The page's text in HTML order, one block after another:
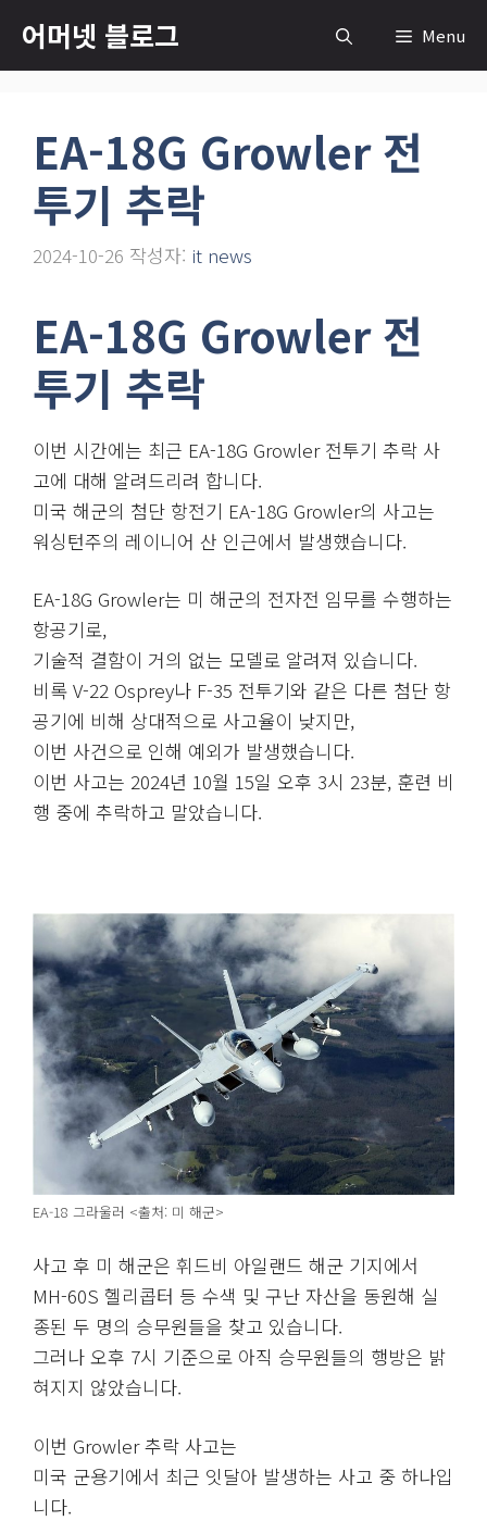
츠
어머넷 블로그 Menu
EA-18G Growler 전
투기 추락
2024-10-26 작성자: it news
EA-18G Growler 전
투기 추락
이번 시간에는 최근 EA-18G Growler 전투기 추락 사
고에 대해 알려드리려 합니다.
미국 해군의 첨단 항전기 EA-18G Growler의 사고는
워싱턴주의 레이니어 산 인근에서 발생했습니다.
EA-18G Growler는 미 해군의 전자전 임무를 수행하는
항공기로,
기술적 결함이 거의 없는 모델로 알려져 있습니다.
비록 V-22 Osprey나 F-35 전투기와 같은 다른 첨단 항
공기에 비해 상대적으로 사고율이 낮지만,
이번 사건으로 인해 예외가 발생했습니다.
이번 사고는 2024년 10월 15일 오후 3시 23분, 훈련 비
행 중에 추락하고 말았습니다.
EA-18 그라울러 <출처: 미 해군>
사고 후 미 해군은 휘드비 아일랜드 해군 기지에서
MH-60S 헬리콥터 등 수색 및 구난 자산을 동원해 실
종된 두 명의 승무원들을 찾고 있습니다.
그러나 오후 7시 기준으로 아직 승무원들의 행방은 밝
혀지지 않았습니다.
이번 Growler 추락 사고는
미국 군용기에서 최근 잇달아 발생하는 사고 중 하나입
니다.